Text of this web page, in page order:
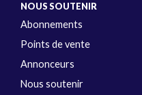
NOUS SOUTENIR
Abonnements
Points de vente
Annonceurs
Nous soutenir